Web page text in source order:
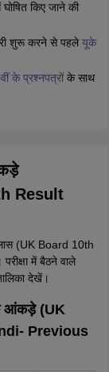
घोषित किए जाने की
शुरू करने से पहलेयूके
के प्रश्नपत्रोंके साथ
Result
(UK Board 10th
में बैठने वाले
देखें।
के आंकड़े (UK
Previous